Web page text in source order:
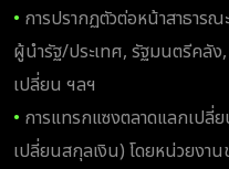
• การปรากฏตัวต่อหน้าสาธาร
ผู้นำรัฐ/ประเทศ, รัฐมนตรีคลั
เปลี่ยน ฯลฯ
• การแทรกแซงตลาดแลกเปลี่
เปลี่ยนสกุลเงิน) โดยหน่วยงา